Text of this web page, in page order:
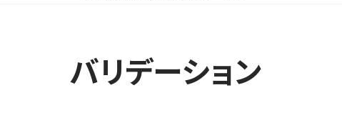
バリデーション